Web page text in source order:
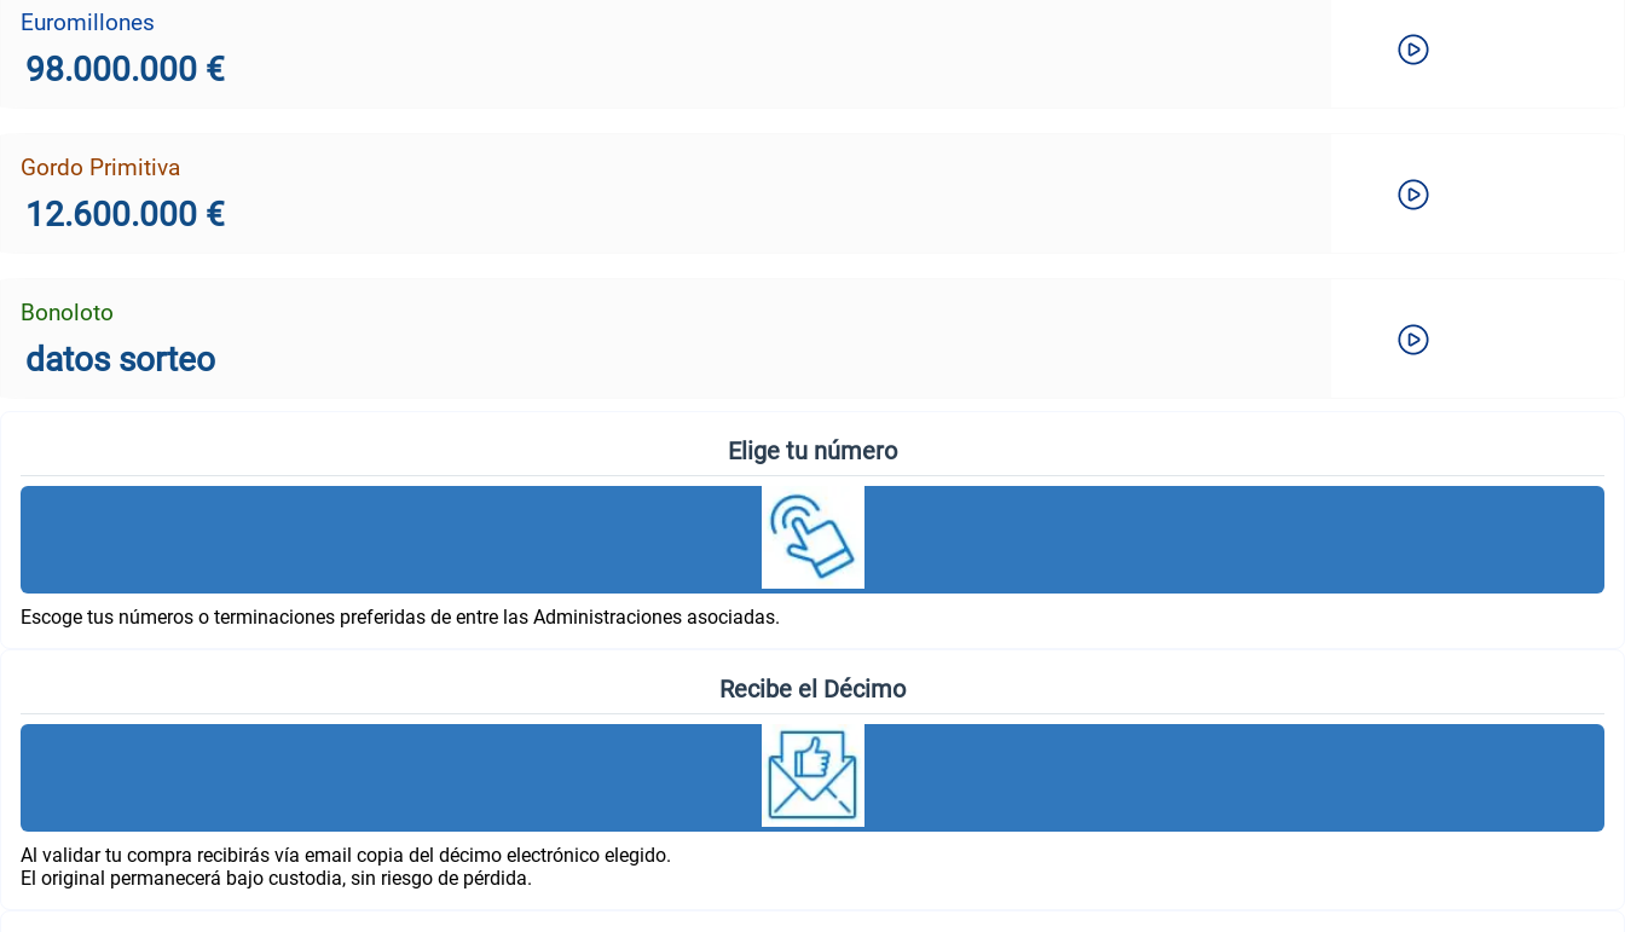
Euromillones
98.000.000 €
Gordo Primitiva
12.600.000 €
Bonoloto
datos sorteo
Elige tu número
Escoge tus números o terminaciones preferidas de entre las Administraciones asociadas.
Recibe el Décimo
Al validar tu compra recibirás vía email copia del décimo electrónico elegido.
El original permanecerá bajo custodia, sin riesgo de pérdida.